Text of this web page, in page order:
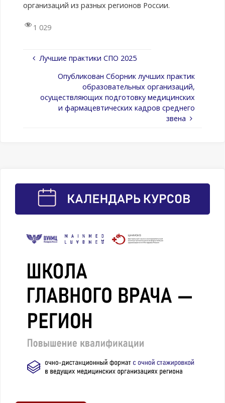
организаций из разных регионов России.
1 029
Лучшие практики СПО 2025
Опубликован Сборник лучших практик
образовательных организаций,
осуществляющих подготовку медицинских
и фармацевтических кадров среднего
звена